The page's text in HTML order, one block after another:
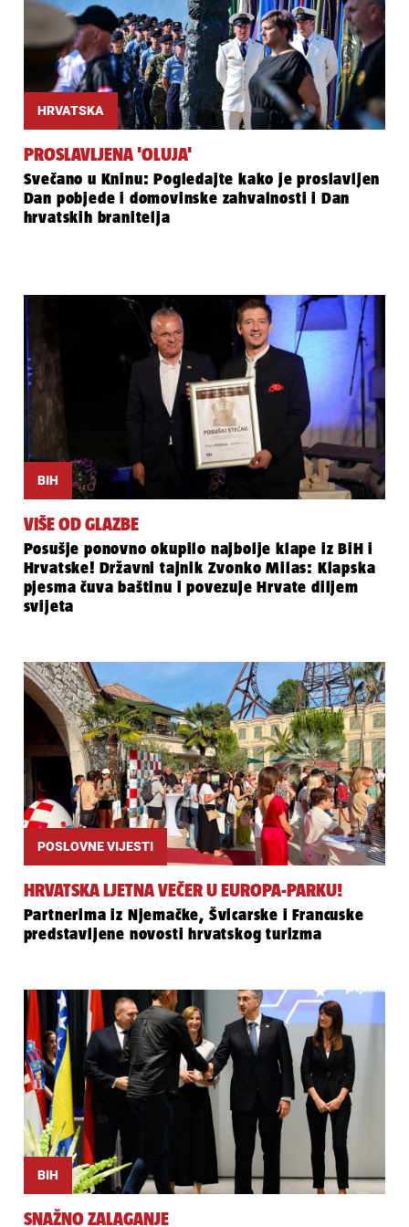
HRVATSKA
PROSLAVLJENA 'OLUJA'
Svečano u Kninu: Pogledajte kako je proslavljen
Dan pobjede i domovinske zahvalnosti i Dan
hrvatskih branitelja
BIH
VIŠE OD GLAZBE
Posušje ponovno okupilo najbolje klape iz BiH i
Hrvatske! Državni tajnik Zvonko Milas: Klapska
pjesma čuva baštinu i povezuje Hrvate diljem
svijeta
POSLOVNE VIJESTI
HRVATSKA LJETNA VEČER U EUROPA-PARKU!
Partnerima iz Njemačke, Švicarske i Francuske
predstavljene novosti hrvatskog turizma
BIH
SNAŽNO ZALAGANJE